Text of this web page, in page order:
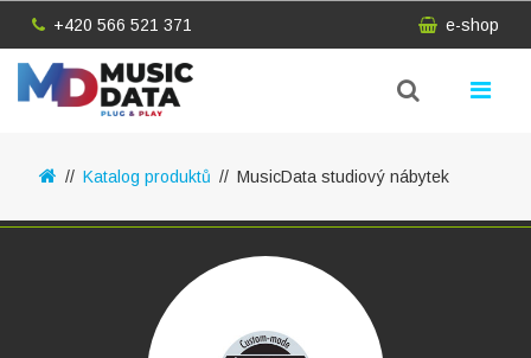
+420 566 521 371 e-shop
Katalog produktů MusicData studiový nábytek